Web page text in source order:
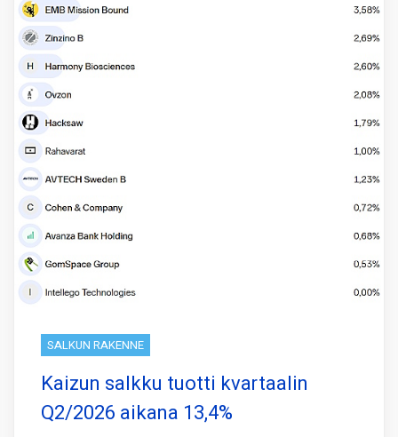
SALKUN RAKENNE
Kaizun salkku tuotti kvartaalin
Q2/2026 aikana 13,4%